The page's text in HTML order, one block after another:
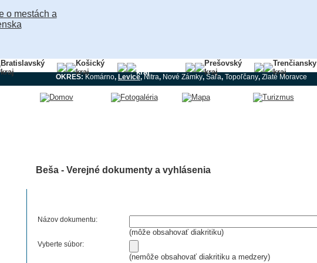
Bratislavský
kraj
Košický
kraj
kraj
Prešovský
kraj
Trenčiansky
kraj
OKRES:Komárno, Levice,Nitra, Nové Zámky,Šaľa, Topoľčany, Zlaté Moravce
Beša - Verejné dokumenty a vyhlásenia
Názov dokumentu:
(môže obsahovať diakritiku)
Vyberte súbor:
(nemôže obsahovať diakritiku a medzery)